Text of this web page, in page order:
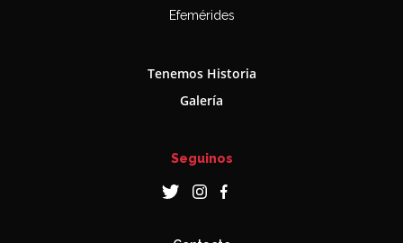
Efemérides
Tenemos Historia
Galería
Seguinos